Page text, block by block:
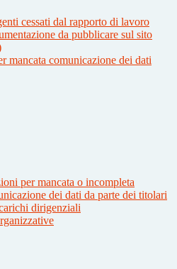
cessati dal rapporto di lavoro
da pubblicare sul sito
mancata comunicazione dei dati
per mancata o incompleta
dei dati da parte dei titolari
dirigenziali